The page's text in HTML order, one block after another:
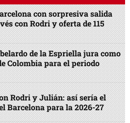
con sorpresiva salida
con Rodri y oferta de 115
de la Espriella jura como
Colombia para el periodo
Rodri y Julián: así sería el
Barcelona para la 2026-27